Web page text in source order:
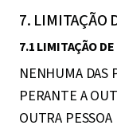
7. LIMITAÇÃO
7.1 LIMITAÇÃO
NENHUMA DAS
PERANTE A
OUTRA